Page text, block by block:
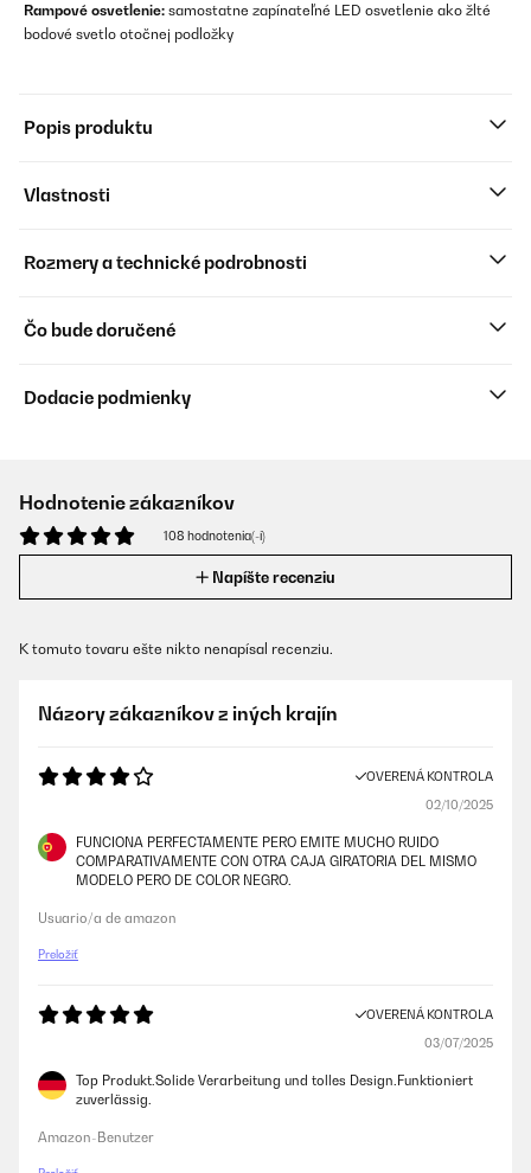
Rampové osvetlenie: samostatne zapínateľné LED osvetlenie ako žlté
bodové svetlo otočnej podložky
Popis produktu
Vlastnosti
Rozmery a technické podrobnosti
Čo bude doručené
Dodacie podmienky
Hodnotenie zákazníkov
108 hodnotenia(-í)
Napíšte recenziu
K tomuto tovaru ešte nikto nenapísal recenziu.
Názory zákazníkov z iných krajín
OVERENÁ KONTROLA
02/10/2025
FUNCIONA PERFECTAMENTE PERO EMITE MUCHO RUIDO
COMPARATIVAMENTE CON OTRA CAJA GIRATORIA DEL MISMO
MODELO PERO DE COLOR NEGRO.
Usuario/a de amazon
Preložiť
OVERENÁ KONTROLA
03/07/2025
Top Produkt.Solide Verarbeitung und tolles Design.Funktioniert
zuverlässig.
Amazon-Benutzer